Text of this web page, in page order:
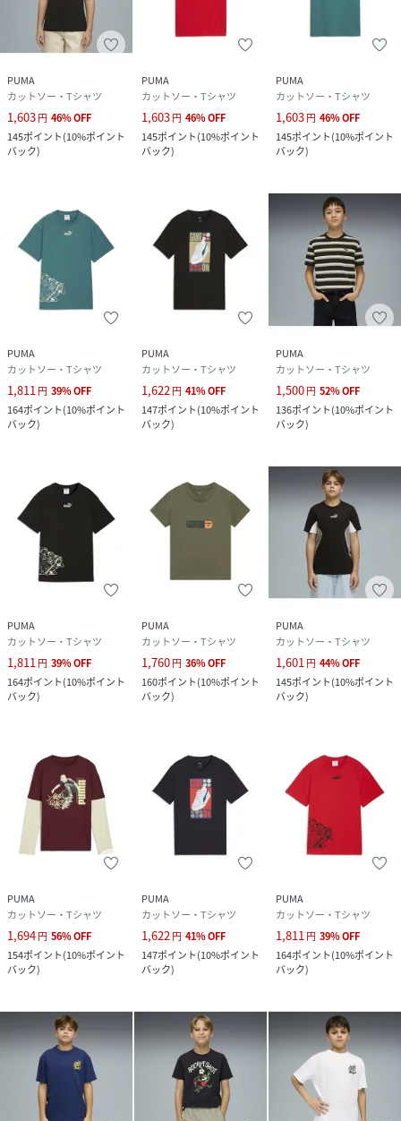
PUMA
カットソー・Tシャツ
1,603円 46%OFF
145ポイント(10%ポイント
バック)
PUMA
カットソー・Tシャツ
1,603円 46%OFF
145ポイント(10%ポイント
バック)
PUMA
カットソー・Tシャツ
1,603円 46%OFF
145ポイント(10%ポイント
バック)
PUMA
カットソー・Tシャツ
1,811 円 39%OFF
164ポイント(10%ポイント
バック)
PUMA
カットソー・Tシャツ
1,622 円 41%OFF
147ポイント(10%ポイント
バック)
PUMA
カットソー・Tシャツ
1,500円 52%OFF
136ポイント(10%ポイント
バック)
PUMA
カットソー・Tシャツ
1,811円 39%OFF
164ポイント(10%ポイント
バック)
PUMA
カットソー・Tシャツ
1,760円 36%OFF
160ポイント(10%ポイント
バック)
PUMA
カットソー・Tシャツ
1,601円 44%OFF
145ポイント(10%ポイント
バック)
PUMA
カットソー・Tシャツ
1,694円 56%OFF
154ポイント(10%ポイント
バック)
PUMA
カットソー・Tシャツ
1,622 円 41%OFF
147ポイント(10%ポイント
バック)
PUMA
カットソー・Tシャツ
1,811 円 39%OFF
164ポイント(10%ポイント
バック)